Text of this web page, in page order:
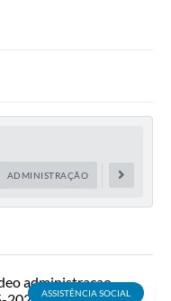
ADMINISTRAÇÃO
ASSISTÊNCIA SOCIAL